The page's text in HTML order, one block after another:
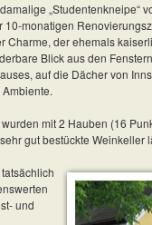
„Studentenkneipe“
monatigen
Charme, der ehemals
Blick aus den
auf die Dächer von
mit 2 Hauben (16
gut bestückte Weinkeller
und